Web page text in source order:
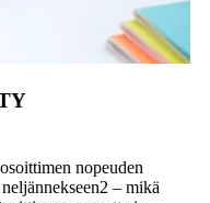
nopeuden
– mikä